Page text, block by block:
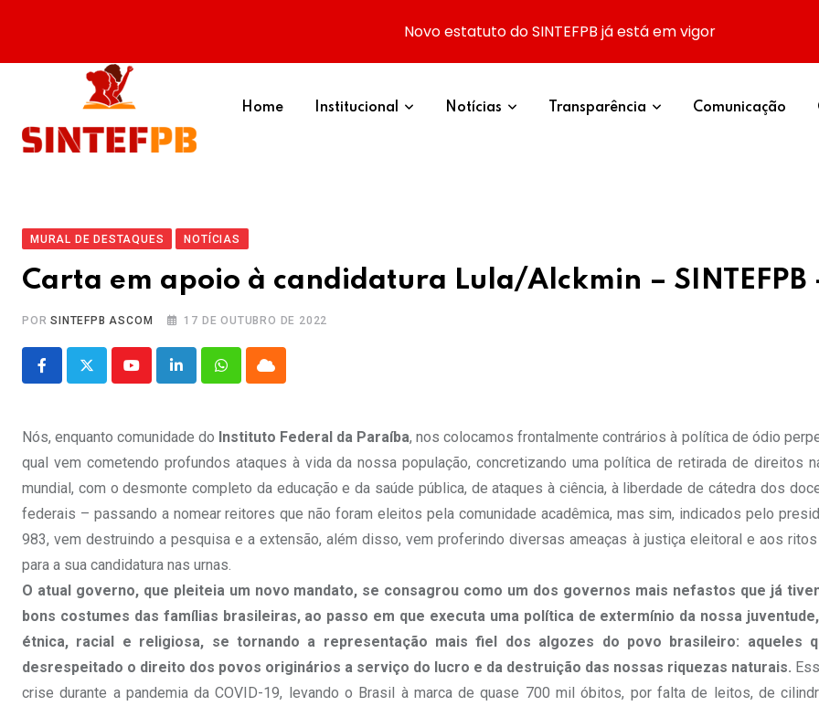
content
Home Institucional Notícias Transparência Comunicação
MURAL DE DESTAQUES NOTÍCIAS
Carta em apoio à candidatura Lula/Alckmin – SINTEFPB –
PORSINTEFPB ASCOM 17 DE OUTUBRO DE 2022
YoutubeLinkedInWhatsappCloud
Nós, enquanto comunidade do Instituto Federal da Paraíba, nos colocamos frontalmente contrários à política de ódio
qual vem cometendo profundos ataques à vida da nossa população, concretizando uma política de retirada de direitos
mundial, com o desmonte completo da educação e da saúde pública, de ataques à ciência, à liberdade de cátedra dos
federais – passando a nomear reitores que não foram eleitos pela comunidade acadêmica, mas sim, indicados pelo
983, vem destruindo a pesquisa e a extensão, além disso, vem proferindo diversas ameaças à justiça eleitoral e aos
para a sua candidatura nas urnas.
O atual governo, que pleiteia um novo mandato, se consagrou como um dos governos mais nefastos que já
bons costumes das famílias brasileiras, ao passo em que executa uma política de extermínio da nossa
étnica, racial e religiosa, se tornando a representação mais fiel dos algozes do povo brasileiro: aqueles
desrespeitado o direito dos povos originários a serviço do lucro e da destruição das nossas riquezas naturais.
crise durante a pandemia da COVID-19, levando o Brasil à marca de quase 700 mil óbitos, por falta de leitos, de
Novo estatuto do SINTEFPB já está em vigor